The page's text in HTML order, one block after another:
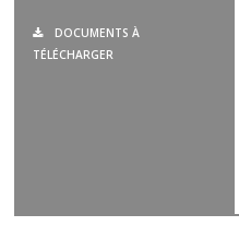
DOCUMENTS À
TÉLÉCHARGER